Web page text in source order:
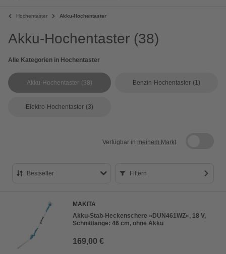
Hochentaster Akku-Hochentaster
Akku-Hochentaster (38)
Alle Kategorien in Hochentaster
Akku-Hochentaster (38) Benzin-Hochentaster (1)
Elektro-Hochentaster (3)
Verfügbar in meinem Markt
Bestseller
Preis aufsteigend
Preis absteigend
Filtern
MAKITA
Akku-Stab-Heckenschere »DUN461WZ«, 18 V,
Schnittlänge: 46 cm, ohne Akku
169,00 €